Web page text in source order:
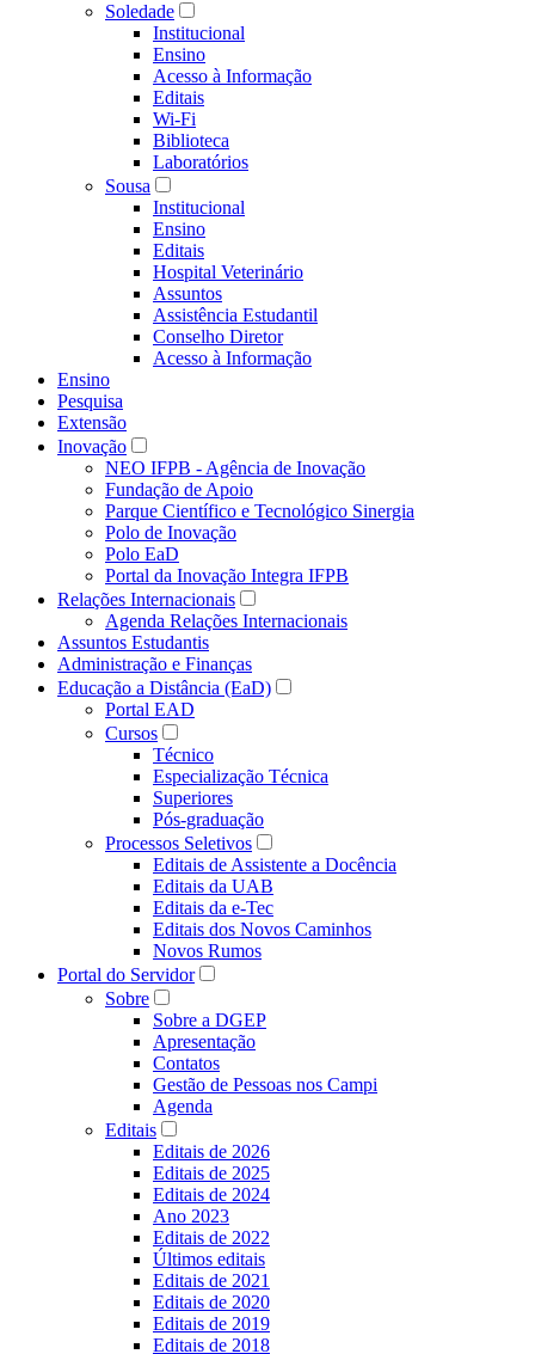
Soledade
Institucional
Ensino
Acesso à Informação
Editais
Wi-Fi
Biblioteca
Laboratórios
Sousa
Institucional
Ensino
Editais
Hospital Veterinário
Assuntos
Assistência Estudantil
Conselho Diretor
Acesso à Informação
Ensino
Pesquisa
Extensão
Inovação
NEO IFPB - Agência de Inovação
Fundação de Apoio
Parque Científico e Tecnológico Sinergia
Polo de Inovação
Polo EaD
Portal da Inovação Integra IFPB
Relações Internacionais
Agenda Relações Internacionais
Assuntos Estudantis
Administração e Finanças
Educação a Distância (EaD)
Portal EAD
Cursos
Técnico
Especialização Técnica
Superiores
Pós-graduação
Processos Seletivos
Editais de Assistente a Docência
Editais da UAB
Editais da e-Tec
Editais dos Novos Caminhos
Novos Rumos
Portal do Servidor
Sobre
Sobre a DGEP
Apresentação
Contatos
Gestão de Pessoas nos Campi
Agenda
Editais
Editais de 2026
Editais de 2025
Editais de 2024
Ano 2023
Editais de 2022
Últimos editais
Editais de 2021
Editais de 2020
Editais de 2019
Editais de 2018